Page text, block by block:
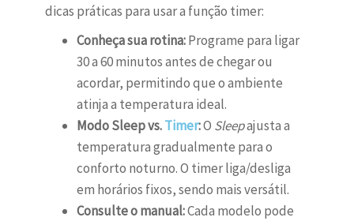
dicas práticas para usar a função timer:
Conheça sua rotina:Programe para ligar
30 a 60 minutos antes de chegar ou
acordar, permitindo que o ambiente
atinja a temperatura ideal.
Modo Sleep vs.Timer:O Sleepajusta a
temperatura gradualmente para o
conforto noturno. O timer liga/desliga
em horários fixos, sendo mais versátil.
Consulte o manual:Cada modelo pode